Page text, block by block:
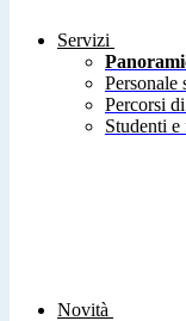
Servizi
Personale
Percorsi
Studenti
Novità